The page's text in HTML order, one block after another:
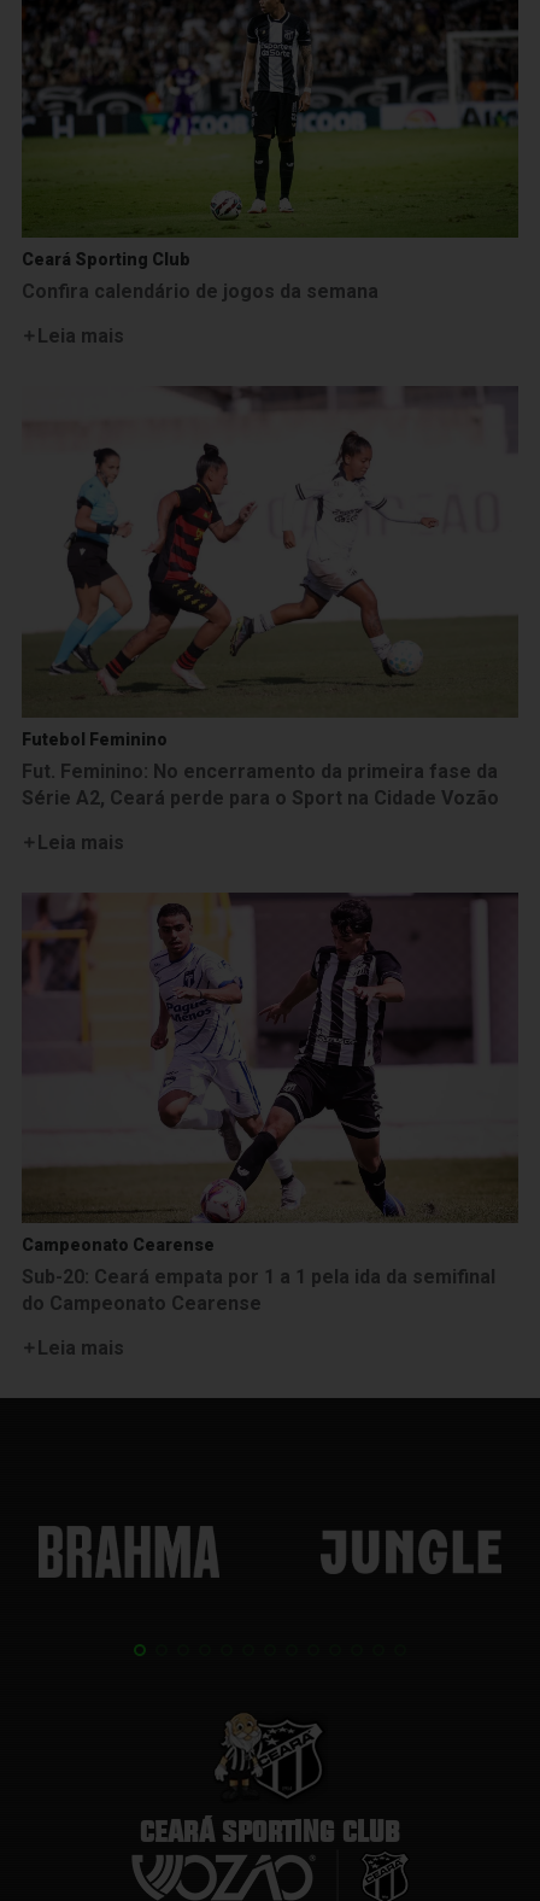
Ceará Sporting Club
Confira calendário de jogos da semana
Leia mais
Futebol Feminino
Fut. Feminino: No encerramento da primeira fase da
Série A2, Ceará perde para o Sport na Cidade Vozão
Leia mais
Campeonato Cearense
Sub-20: Ceará empata por 1 a 1 pela ida da semifinal
do Campeonato Cearense
Leia mais
CEARÁ SPORTING CLUB